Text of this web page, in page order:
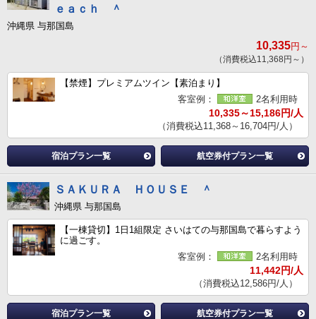
ｅａｃｈ ＾
沖縄県 与那国島
10,335円～
（消費税込11,368円～）
【禁煙】プレミアムツイン【素泊まり】
客室例：
2名利用時
10,335～15,186円/人
（消費税込11,368～16,704円/人）
宿泊プラン一覧 航空券付プラン一覧
ＳＡＫＵＲＡ ＨＯＵＳＥ ＾
沖縄県 与那国島
【一棟貸切】1日1組限定 さいはての与那国島で暮らすよう
に過ごす。
客室例：
2名利用時
11,442円/人
（消費税込12,586円/人）
宿泊プラン一覧 航空券付プラン一覧